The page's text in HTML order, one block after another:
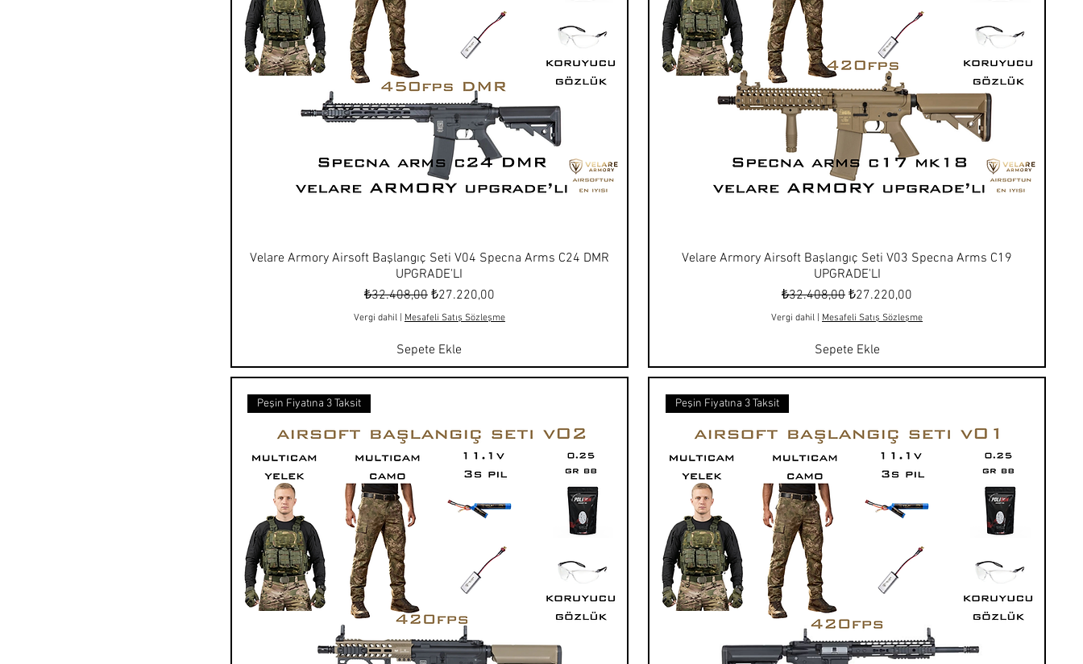
Velare Armory Airsoft Başlangıç Seti V04 Specna Arms C24 DMR
UPGRADE'LI
Normal Fiyat
₺32.408,00 İndirimli Fiyat
₺27.220,00
Vergi dahil| Mesafeli Satış Sözleşme
Sepete Ekle
Velare Armory Airsoft Başlangıç Seti V03 Specna Arms C19
UPGRADE'LI
Normal Fiyat
₺32.408,00 İndirimli Fiyat
₺27.220,00
Vergi dahil Mesafeli Satış Sözleşme
Sepete Ekle
Peşin Fiyatına 3 Taksit Peşin Fiyatına 3 Taksit